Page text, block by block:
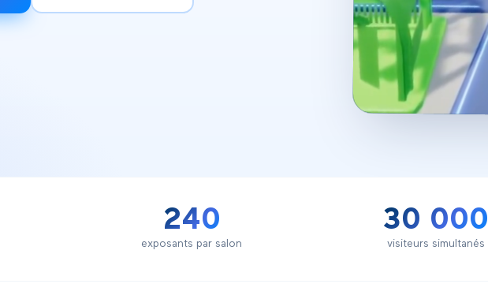
240
exposants par salon
30 000
visiteurs simultanés